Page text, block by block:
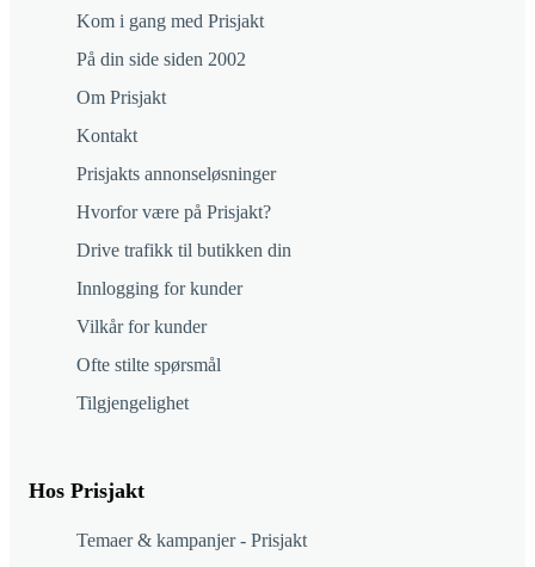
Kom i gang med Prisjakt
På din side siden 2002
Om Prisjakt
Kontakt
Prisjakts annonseløsninger
Hvorfor være på Prisjakt?
Drive trafikk til butikken din
Innlogging for kunder
Vilkår for kunder
Ofte stilte spørsmål
Tilgjengelighet
Hos Prisjakt
Temaer & kampanjer - Prisjakt